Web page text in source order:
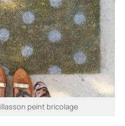
peint bricolage